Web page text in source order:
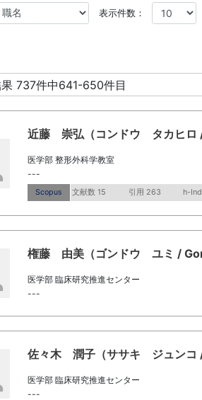
表示件数：
737件中641-650件目
近藤 崇弘（コンドウ タカヒロ
医学部 整形外科学教室
---
Scopus 文献数 15 引用 263 h-
権藤 由美（ゴンドウ ユミ /
医学部 臨床研究推進センター
---
佐々木 潤子（ササキ ジュンコ
医学部 臨床研究推進センター
---